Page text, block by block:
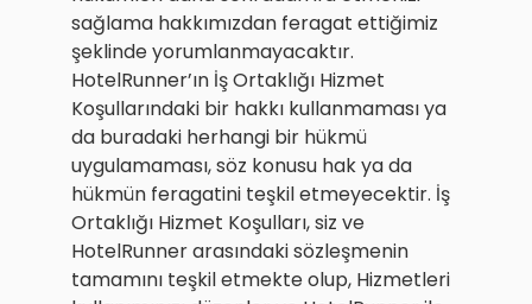
sağlama hakkımızdan feragat ettiğimiz
şeklinde yorumlanmayacaktır.
HotelRunner’ın İş Ortaklığı Hizmet
Koşullarındaki bir hakkı kullanmaması ya
da buradaki herhangi bir hükmü
uygulamaması, söz konusu hak ya da
hükmün feragatini teşkil etmeyecektir. İş
Ortaklığı Hizmet Koşulları, siz ve
HotelRunner arasındaki sözleşmenin
tamamını teşkil etmekte olup, Hizmetleri